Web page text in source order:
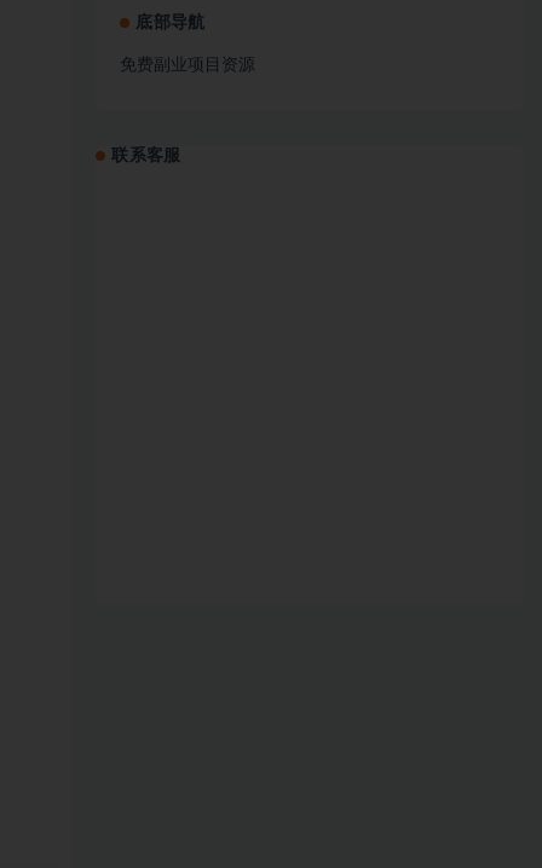
底部导航
免费副业项目资源
联系客服